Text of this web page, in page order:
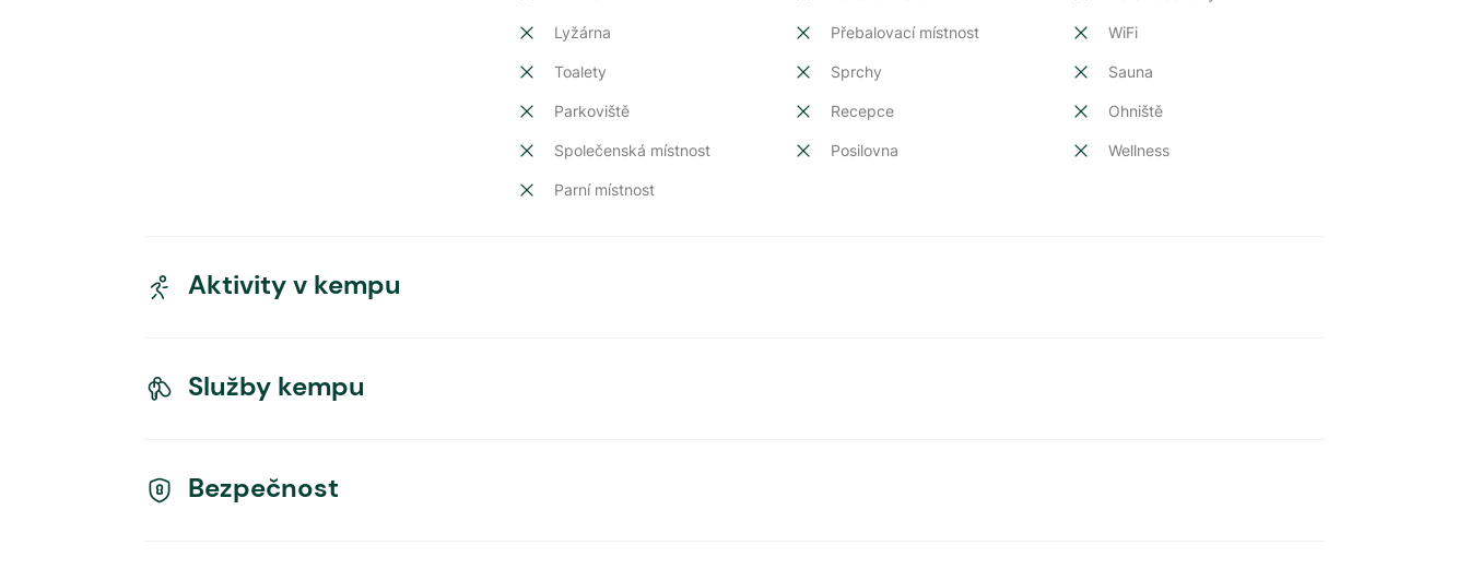
Lyžárna Přebalovací místnost WiFi
Toalety Sprchy Sauna
Parkoviště Recepce Ohniště
Společenská místnost Posilovna Wellness
Parní místnost
Aktivity v kempu
Služby kempu
Bezpečnost